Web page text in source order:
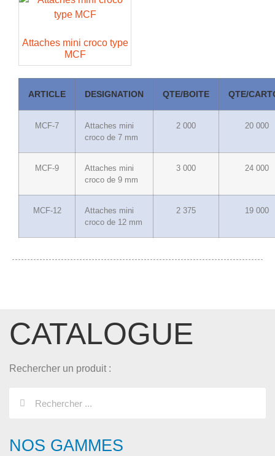
CATALOGUE
Rechercher un produit :
NOS GAMMES
Attaches mini croco type
MCF
ARTICLE DESIGNATION QTE/BOITE QTE/
MCF-7
Attaches mini
croco de 7 mm
2 000 20 000
MCF-9
Attaches mini
croco de 9 mm
3 000 24 000
MCF-12
Attaches mini
croco de 12 mm
2 375 19 000